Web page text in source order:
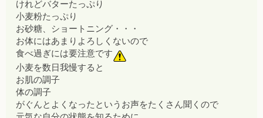
けれどバターたっぷり
小麦粉たっぷり
お砂糖、ショートニング・・・
お体にはあまりよろしくないので
食べ過ぎには要注意です
小麦を数日我慢すると
お肌の調子
体の調子
がぐんとよくなったというお声をたくさん聞くので